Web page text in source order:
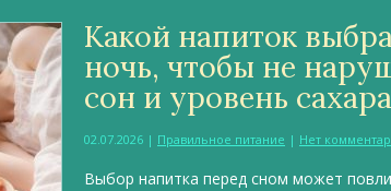
Какой напиток
ночь, чтобы не
сон и уровень сахара
02.07.2026 | Правильное питание | Нет
Выбор напитка перед сном может